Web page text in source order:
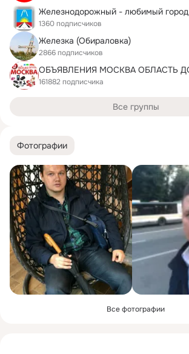
Фотографии
Все фотографии
Железнодорожный - любимый город
1360 подписчиков
Железка (Обираловка)
2866 подписчиков
161882 подписчика
Все группы